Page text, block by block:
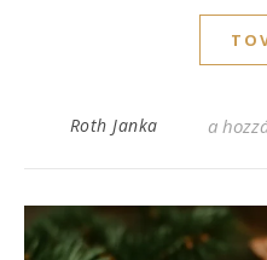
Roth Janka Isteni
a